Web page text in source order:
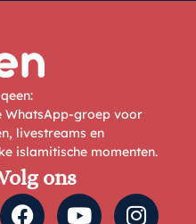
WhatsApp-groep voor
livestreams en
islamitische momenten.
ons